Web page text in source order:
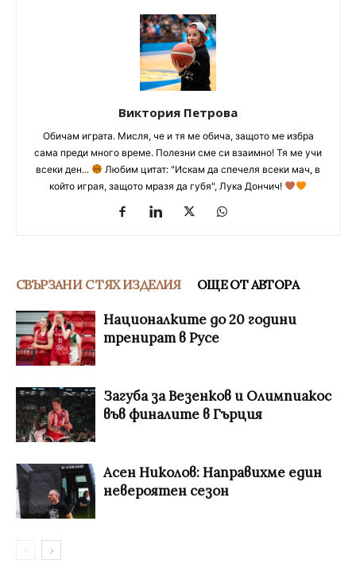
Виктория Петрова
Обичам играта. Мисля, че и тя ме обича, защото ме избра
сама преди много време. Полезни сме си взаимно! Тя ме учи
всеки ден...
Любим цитат: "Искам да спечеля всеки мач, в
който играя, защото мразя да губя", Лука Дончич!
СВЪРЗАНИ С ТЯХ ИЗДЕЛИЯ ОЩЕ ОТ АВТОРА
Националките до 20 години
тренират в Русе
Загуба за Везенков и Олимпиакос
във финалите в Гърция
Асен Николов: Направихме един
невероятен сезон